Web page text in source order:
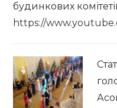
будинкових
https://